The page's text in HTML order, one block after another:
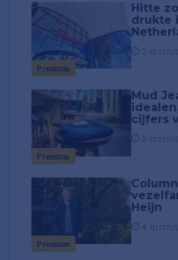
Premium
Hitte
drukte
Premium
Mud
cijfers
Premium
Heijn